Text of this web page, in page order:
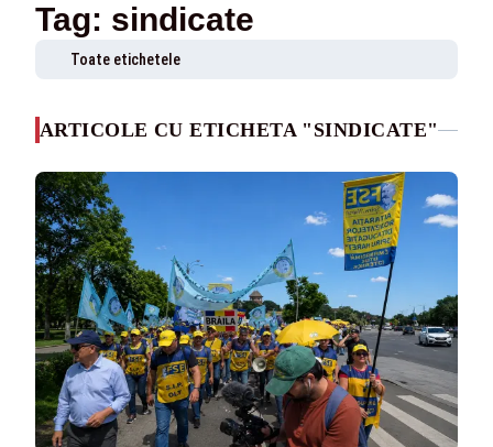
Tag: sindicate
Toate etichetele
ARTICOLE CU ETICHETA "SINDICATE"